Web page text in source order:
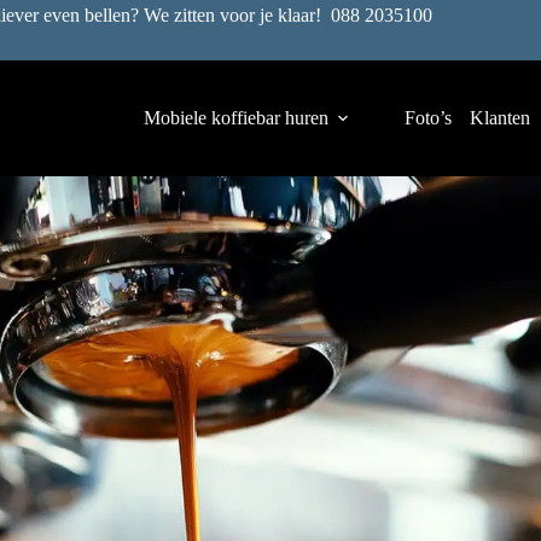
even bellen? We zitten voor je klaar! 088 2035100
Mobiele koffiebar huren Foto’s Klanten